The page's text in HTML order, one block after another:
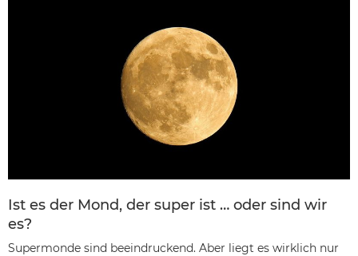
Ist es der Mond, der super ist … oder sind wir
es?
Supermonde sind beeindruckend. Aber liegt es wirklich nur